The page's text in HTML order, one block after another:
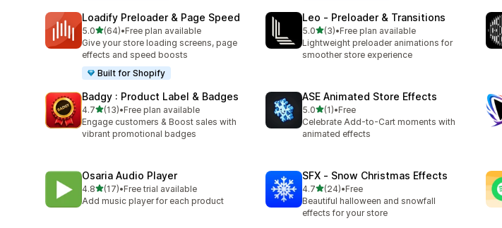
Loadify Preloader & Page Speed
5.05つ星中
(64)
合計レビュー数：64件
•Free plan available
Give your store loading screens, page
effects and speed boosts
Built for Shopify
Leo ‑ Preloader & Transitions
5.05つ星中
(3)
合計レビュー数：3件
•Free plan available
Lightweight preloader animations for
smoother store experience
Badgy : Product Label & Badges
4.75つ星中
(13)
合計レビュー数：13件
•Free plan available
Engage customers & Boost sales with
vibrant promotional badges
ASE Animated Store Effects
5.05つ星中
(1)
合計レビュー数：1件
•Free
Celebrate Add-to-Cart moments with
animated effects
Osaria Audio Player
4.85つ星中
(17)
合計レビュー数：17件
•Free trial available
Add music player for each product
SFX ‑ Snow Christmas Effects
4.75つ星中
(24)
合計レビュー数：24件
•Free
Beautiful halloween and snowfall
effects for your store